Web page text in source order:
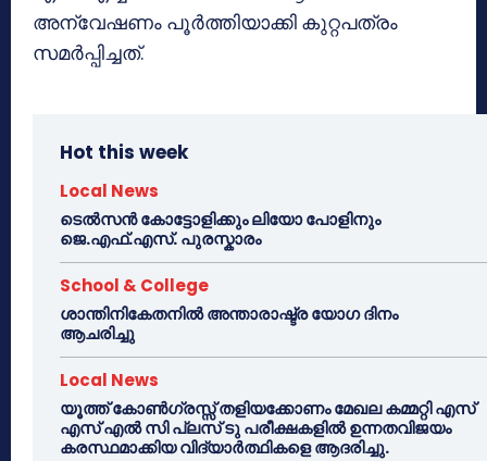
അന്വേഷണം പൂർത്തിയാക്കി കുറ്റപത്രം
സമർപ്പിച്ചത്.
Hot this week
Local News
ടെൽസൻ കോട്ടോളിക്കും ലിയോ പോളിനും
ജെ.എഫ്.എസ്. പുരസ്കാരം
School & College
ശാന്തിനികേതനിൽ അന്താരാഷ്ട്ര യോഗ ദിനം
ആചരിച്ചു
Local News
യൂത്ത് കോൺഗ്രസ്സ് തളിയക്കോണം മേഖല കമ്മറ്റി എസ്
എസ് എൽ സി പ്ലസ് ടു പരീക്ഷകളിൽ ഉന്നതവിജയം
കരസ്ഥമാക്കിയ വിദ്യാർത്ഥികളെ ആദരിച്ചു.